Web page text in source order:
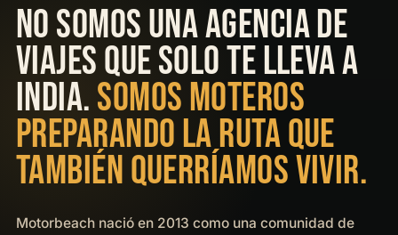
NO SOMOS UNA AGENCIA DE
VIAJES QUE SOLO TE LLEVA A
INDIA.SOMOS MOTEROS
PREPARANDO LA RUTA QUE
TAMBIÉN QUERRÍAMOS VIVIR.
Motorbeach nació en 2013 como una comunidad de